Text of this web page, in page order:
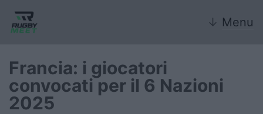
↓ Menu
Nazionale
Francia: i giocatori
convocati per il 6 Nazioni
2025